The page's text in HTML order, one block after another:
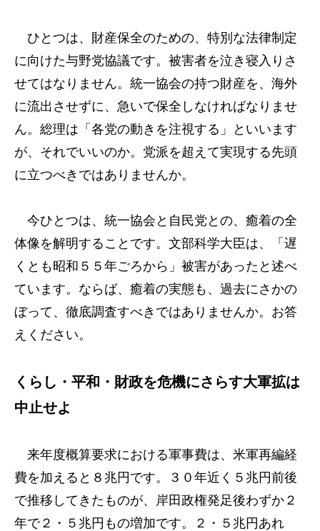
ひとつは、財産保全のための、特別な法律制定
に向けた与野党協議です。被害者を泣き寝入りさ
せてはなりません。統一協会の持つ財産を、海外
に流出させずに、急いで保全しなければなりませ
ん。総理は「各党の動きを注視する」といいます
が、それでいいのか。党派を超えて実現する先頭
に立つべきではありませんか。
今ひとつは、統一協会と自民党との、癒着の全
体像を解明することです。文部科学大臣は、「遅
くとも昭和５５年ごろから」被害があったと述べ
ています。ならば、癒着の実態も、過去にさかの
ぼって、徹底調査すべきではありませんか。お答
えください。
くらし・平和・財政を危機にさらす大軍拡は
中止せよ
来年度概算要求における軍事費は、米軍再編経
費を加えると８兆円です。３０年近く５兆円前後
で推移してきたものが、岸田政権発足後わずか２
年で２・５兆円もの増加です。２・５兆円あれ